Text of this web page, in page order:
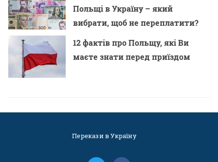
Польщі в Україну – який
вибрати, щоб не переплатити?
12 фактів про Польщу, які Ви
маєте знати перед приїздом
Перекази в Україну